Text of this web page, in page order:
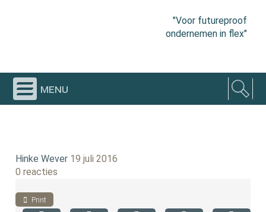
"Voor futureproof
ondernemen in flex"
menu
Hinke Wever 19 juli 2016
0 reacties
Print